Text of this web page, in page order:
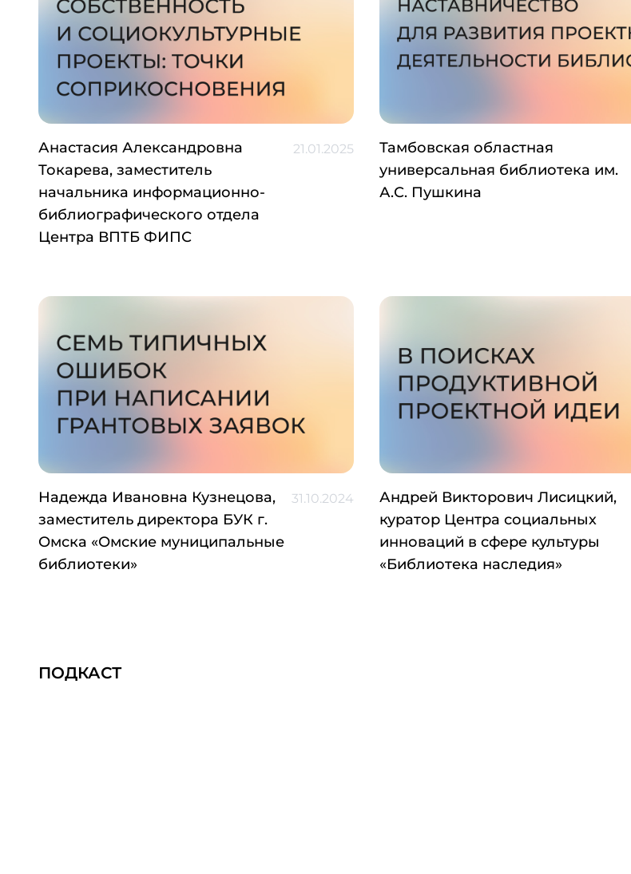
Анастасия Александровна
Токарева, заместитель
начальника информационно-
библиографического отдела
Центра ВПТБ ФИПС
21.01.2025
Тамбовская областная
универсальная библиотека им.
А.С. Пушкина
Надежда Ивановна Кузнецова,
заместитель директора БУК г.
Омска «Омские муниципальные
библиотеки»
31.10.2024
Андрей Викторович Лисицкий,
куратор Центра социальных
инноваций в сфере культуры
«Библиотека наследия»
ПОДКАСТ